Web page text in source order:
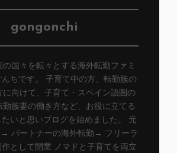
投
稿
者:
gongonchi
の国々を転々とする海外転勤ファミ
んちです。 子育て中の方、転勤族の
に向けて、子育て・スペイン語圏の
族妻の働き方など、お役に立てる
いと思いブログを始めました。 元
パートナーの海外転勤→ フリーラ
として開業 ノマドと子育てを両立